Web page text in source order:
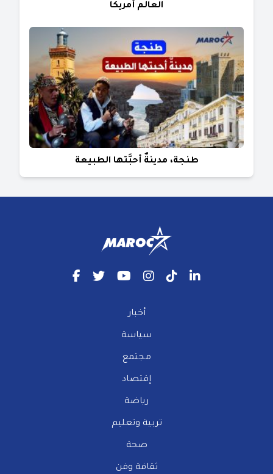
العالم أمريكا
طنجة، مدينةٌ أحبَّتها الطبيعة
أخبار
سياسة
مجتمع
إقتصاد
رياضة
تربية وتعليم
صحة
ثقافة وفن